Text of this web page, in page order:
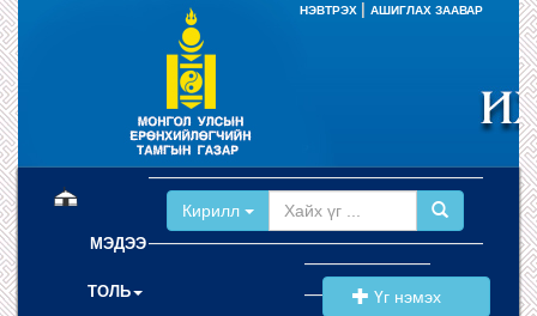
НЭВТРЭХ АШИГЛАХ ЗААВАР
МЭДЭЭ
ТОЛЬ
Кирилл
Үг нэмэх